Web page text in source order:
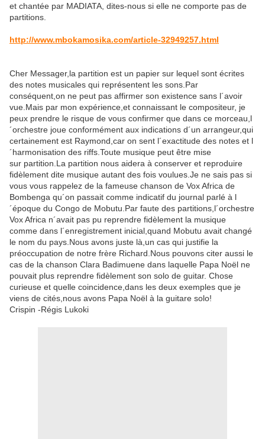
et chantée par MADIATA, dites-nous si elle ne comporte pas de
partitions.
http://www.mbokamosika.com/article-32949257.html
Cher Messager,la partition est un papier sur lequel sont écrites
des notes musicales qui représentent les sons.Par
conséquent,on ne peut pas affirmer son existence sans l´avoir
vue.Mais par mon expérience,et connaissant le compositeur, je
peux prendre le risque de vous confirmer que dans ce morceau,l
´orchestre joue conformément aux indications d´un arrangeur,qui
certainement est Raymond,car on sent l´exactitude des notes et l
´harmonisation des riffs.Toute musique peut être mise
sur partition.La partition nous aidera à conserver et reproduire
fidèlement dite musique autant des fois voulues.Je ne sais pas si
vous vous rappelez de la fameuse chanson de Vox Africa de
Bombenga qu´on passait comme indicatif du journal parlé à l
´époque du Congo de Mobutu.Par faute des partitions,l´orchestre
Vox Africa n´avait pas pu reprendre fidèlement la musique
comme dans l´enregistrement inicial,quand Mobutu avait changé
le nom du pays.Nous avons juste là,un cas qui justifie la
préoccupation de notre frère Richard.Nous pouvons citer aussi le
cas de la chanson Clara Badimuene dans laquelle Papa Noël ne
pouvait plus reprendre fidèlement son solo de guitar. Chose
curieuse et quelle coincidence,dans les deux exemples que je
viens de cités,nous avons Papa Noël à la guitare solo!
Crispin -Régis Lukoki